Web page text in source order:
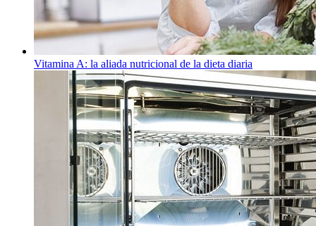
Vitamina A: la aliada nutricional de la dieta diaria